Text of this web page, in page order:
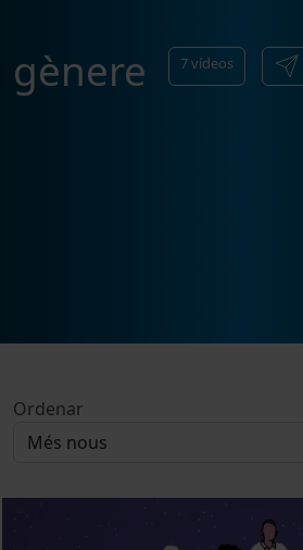
gènere 7vídeos
Ordenar